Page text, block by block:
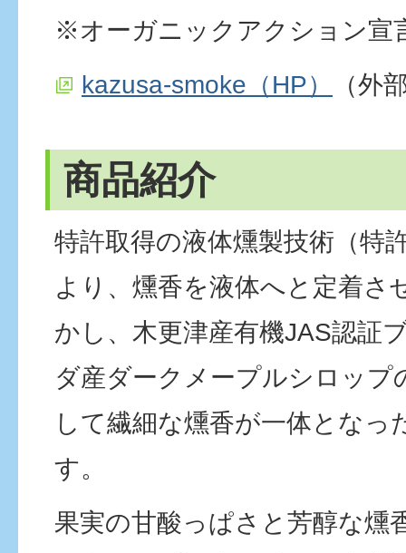
※オーガニックアクション宣
kazusa-smoke（HP）
（外
商品紹介
特許取得の液体燻製技術（特
より、燻香を液体へと定着さ
かし、木更津産有機JAS認証
ダ産ダークメープルシロップ
して繊細な燻香が一体となっ
す。
果実の甘酸っぱさと芳醇な燻